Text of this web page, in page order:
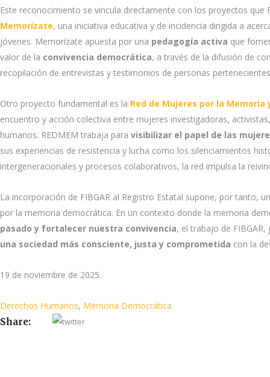
Este reconocimiento se vincula directamente con los proyectos
Memorízate, una iniciativa educativa y de incidencia dirigida a
jóvenes. Memorízate apuesta por una pedagogía activa que
valor de la convivencia democrática, a través de la difusión de
recopilación de entrevistas y testimonios de personas
Otro proyecto fundamental es la Red de Mujeres por la Memoria
encuentro y acción colectiva entre mujeres investigadoras,
humanos. REDMEM trabaja para visibilizar el papel de las
sus experiencias de resistencia y lucha como los silenciamientos
intergeneracionales y procesos colaborativos, la red impulsa la
La incorporación de FIBGAR al Registro Estatal supone, por tanto,
por la memoria democrática. En un contexto donde la memoria
pasado y fortalecer nuestra convivencia, el trabajo de
una sociedad más consciente, justa y comprometida con la
19 de noviembre de 2025.
Derechos Humanos, Memoria Democrática
Share: